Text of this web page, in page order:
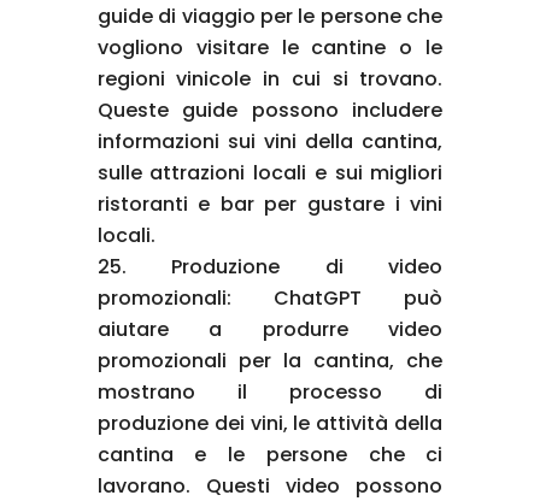
guide di viaggio per le persone che
vogliono visitare le cantine o le
regioni vinicole in cui si trovano.
Queste guide possono includere
informazioni sui vini della cantina,
sulle attrazioni locali e sui migliori
ristoranti e bar per gustare i vini
locali.
Produzione di video
promozionali: ChatGPT può
aiutare a produrre video
promozionali per la cantina, che
mostrano il processo di
produzione dei vini, le attività della
cantina e le persone che ci
lavorano. Questi video possono